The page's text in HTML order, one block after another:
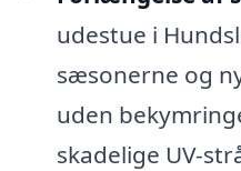
udestue i
sæsonerne og
uden
skadelige UV-